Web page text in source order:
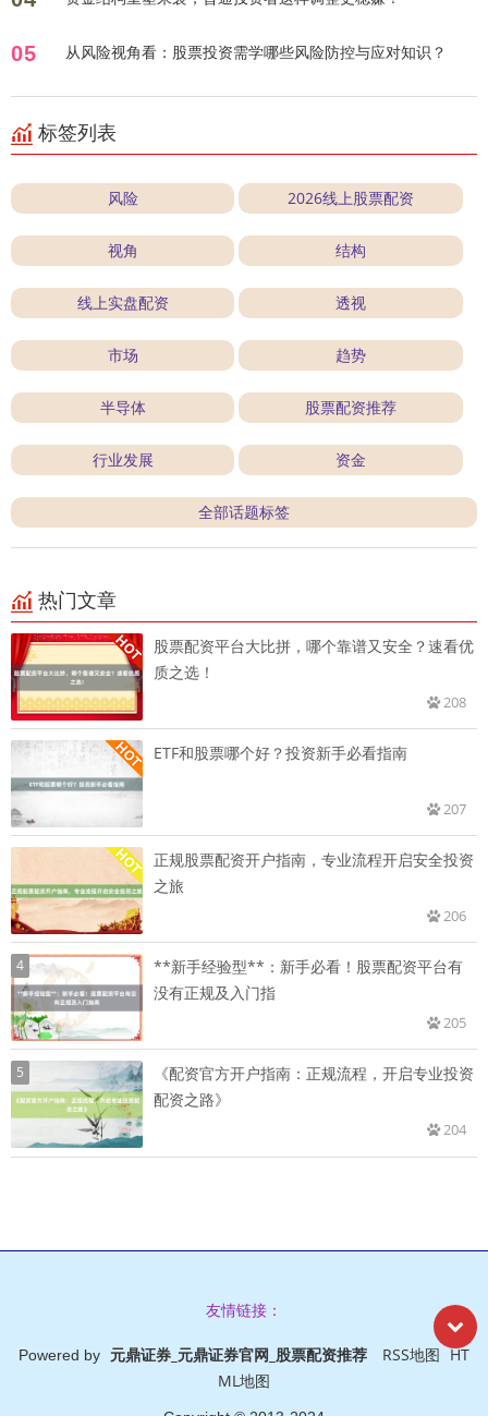
05 从风险视角看：股票投资需学哪些风险防控与应对知识？
标签列表
风险 2026线上股票配资
视角 结构
线上实盘配资 透视
市场 趋势
半导体 股票配资推荐
行业发展 资金
全部话题标签
热门文章
股票配资平台大比拼，哪个靠谱又安全？速看优
质之选！
208
ETF和股票哪个好？投资新手必看指南
207
正规股票配资开户指南，专业流程开启安全投资
之旅
206
4
**新手经验型**：新手必看！股票配资平台有
没有正规及入门指
205
5
《配资官方开户指南：正规流程，开启专业投资
配资之路》
204
友情链接：
Powered by 元鼎证券_元鼎证券官网_股票配资推荐 RSS地图 HT
ML地图